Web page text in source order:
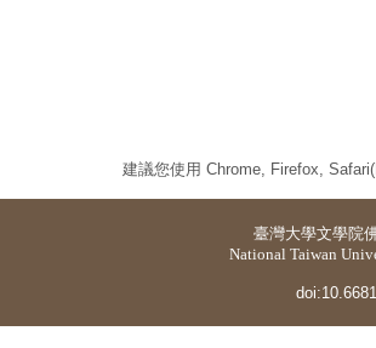
建議您使用 Chrome, Firefox,
臺灣大學文學院
National Taiwan